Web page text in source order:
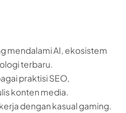
mendalami AI, ekosistem
terbaru.
praktisi SEO,
konten media.
dengan kasual gaming.